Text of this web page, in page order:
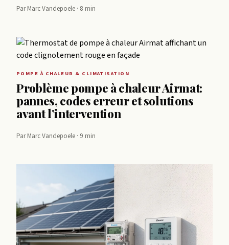
Par Marc Vandepoele · 8 min
POMPE À CHALEUR & CLIMATISATION
Problème pompe à chaleur Airmat:
pannes, codes erreur et solutions
avant l’intervention
Par Marc Vandepoele · 9 min